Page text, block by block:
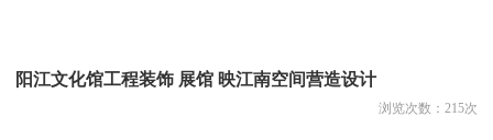
阳江文化馆工程装饰 展馆 映江南空间营造设计
浏览次数： 215次